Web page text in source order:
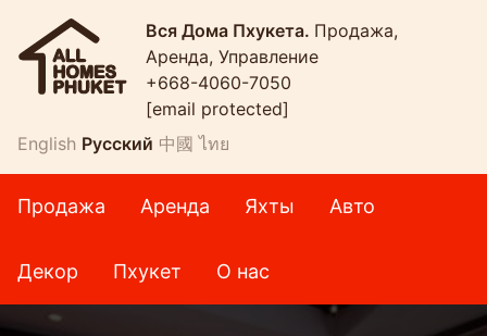
Вся Дома Пхукета. Продажа,
Аренда, Управление
+668-4060-7050
[email protected]
English Русский 中國 ไทย
Продажа Аренда Яхты Авто
Декор Пхукет О нас